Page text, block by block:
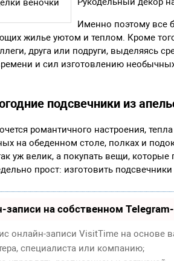
Именно поэтому все
жилье уютом и теплом. Кроме
друга или подруги, выделяясь
и сил изготовлению
подсвечники из
романтичного настроения,
на обеденном столе, полках и
уж велик, а покупать вещи,
прост: изготовить
записи на собственном
онлайн-записи VisitTime на основе
специалиста или компанию;